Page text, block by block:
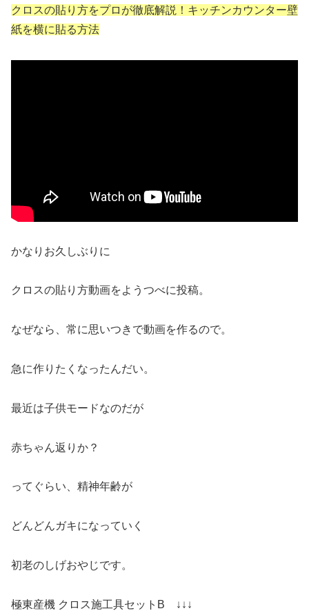
クロスの貼り方をプロが徹底解説！キッチンカウンター壁
紙を横に貼る方法
かなりお久しぶりに
クロスの貼り方動画をようつべに投稿。
なぜなら、常に思いつきで動画を作るので。
急に作りたくなったんだい。
最近は子供モードなのだが
赤ちゃん返りか？
ってぐらい、精神年齢が
どんどんガキになっていく
初老のしげおやじです。
極東産機 クロス施工具セットB ↓↓↓